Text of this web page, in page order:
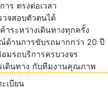
ร ตรงต่อเวลา
จสอบตัวตนได้
าระหว่างเดินทางทุกครั้ง
ด้านการขับรถมากกว่า 20 ปี
มรถบริการครบวงจร
เดินทาง กับทีมงานคุณภาพ
เบียน